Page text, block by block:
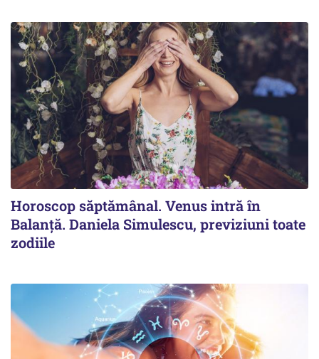
Horoscop săptămânal. Venus intră în
Balanță. Daniela Simulescu, previziuni toate
zodiile